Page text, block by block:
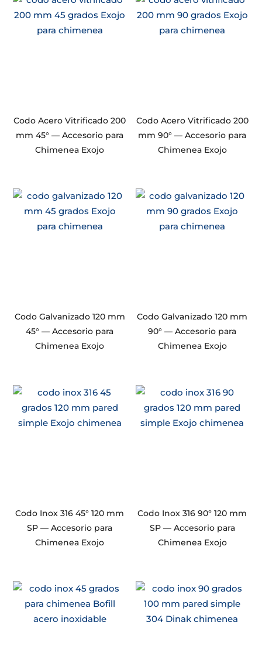
Codo Acero Vitrificado 200
mm 45° — Accesorio para
Chimenea Exojo
Codo Acero Vitrificado 200
mm 90° — Accesorio para
Chimenea Exojo
Codo Galvanizado 120 mm
45° — Accesorio para
Chimenea Exojo
Codo Galvanizado 120 mm
90° — Accesorio para
Chimenea Exojo
Codo Inox 316 45° 120 mm
SP — Accesorio para
Chimenea Exojo
Codo Inox 316 90° 120 mm
SP — Accesorio para
Chimenea Exojo